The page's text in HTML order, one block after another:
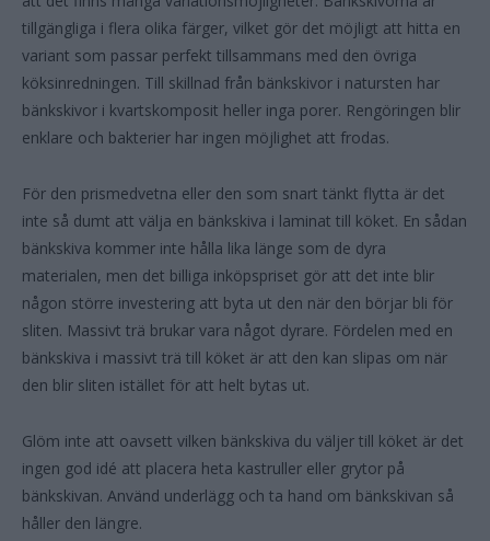
tillgängliga i flera olika färger, vilket gör det möjligt att hitta en
variant som passar perfekt tillsammans med den övriga
köksinredningen. Till skillnad från bänkskivor i natursten har
bänkskivor i kvartskomposit heller inga porer. Rengöringen blir
enklare och bakterier har ingen möjlighet att frodas.
För den prismedvetna eller den som snart tänkt flytta är det
inte så dumt att välja en bänkskiva i laminat till köket. En sådan
bänkskiva kommer inte hålla lika länge som de dyra
materialen, men det billiga inköpspriset gör att det inte blir
någon större investering att byta ut den när den börjar bli för
sliten. Massivt trä brukar vara något dyrare. Fördelen med en
bänkskiva i massivt trä till köket är att den kan slipas om när
den blir sliten istället för att helt bytas ut.
Glöm inte att oavsett vilken bänkskiva du väljer till köket är det
ingen god idé att placera heta kastruller eller grytor på
bänkskivan. Använd underlägg och ta hand om bänkskivan så
håller den längre.